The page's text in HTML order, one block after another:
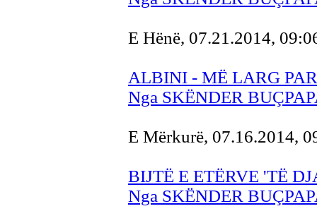
E Hënë, 07.21.2014,
ALBINI - MË LARG
Nga SKËNDER
E Mërkurë, 07.16.2014,
BIJTË E ETËRVE 'TË
Nga SKËNDER